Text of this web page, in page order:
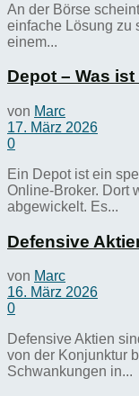
An der Börse
einfache Lösung zu
einem...
Depot – Was
von Marc
17. März 2026
0
Ein Depot ist ein
Online-Broker. Dort
abgewickelt. Es...
Defensive
von Marc
16. März 2026
0
Defensive Aktien
von der Konjunktur
Schwankungen in...